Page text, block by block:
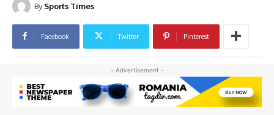
By Sports Times
Facebook Twitter Pinterest
- Advertisement -